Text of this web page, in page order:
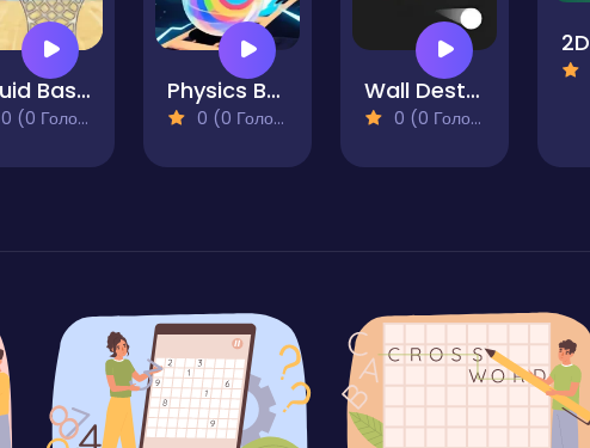
Squid Basket
0 (0 Голосів)
Physics Ball
0 (0 Голосів)
Wall Destroyer
0 (0 Голосів)